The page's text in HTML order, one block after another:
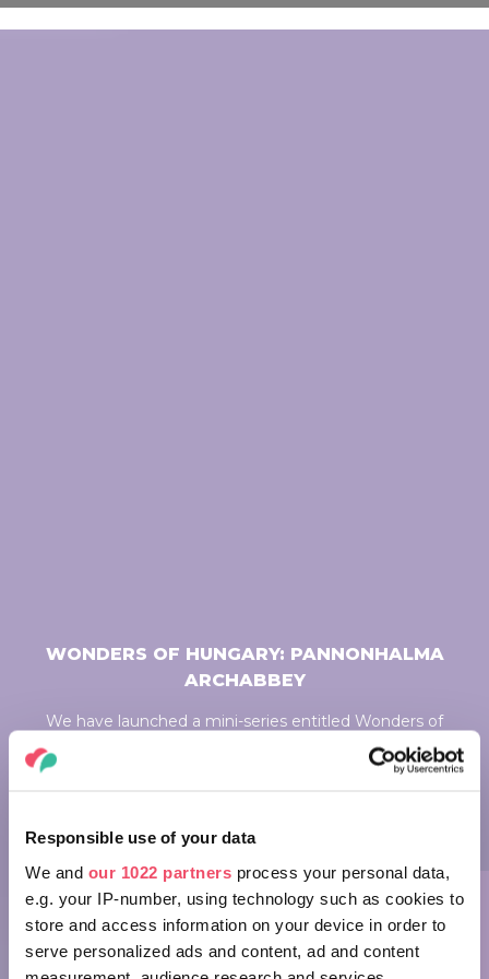
Responsible use of your data
We and our 1022 partners process your personal data,
e.g. your IP-number, using technology such as cookies to
store and access information on your device in order to
serve personalized ads and content, ad and content
WONDERS OF HUNGARY: PANNONHALMA
ARCHABBEY
We have launched a mini-series entitled Wonders of
Hungary, occasionally presenting our country's beautiful
treasures in about a minute to inspire you. Welcome to
Pannonhalma.